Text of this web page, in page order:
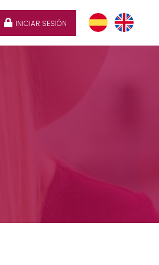
INICIAR SESIÓN